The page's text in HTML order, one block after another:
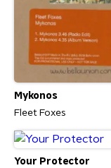
Mykonos
Fleet Foxes
Your Protector